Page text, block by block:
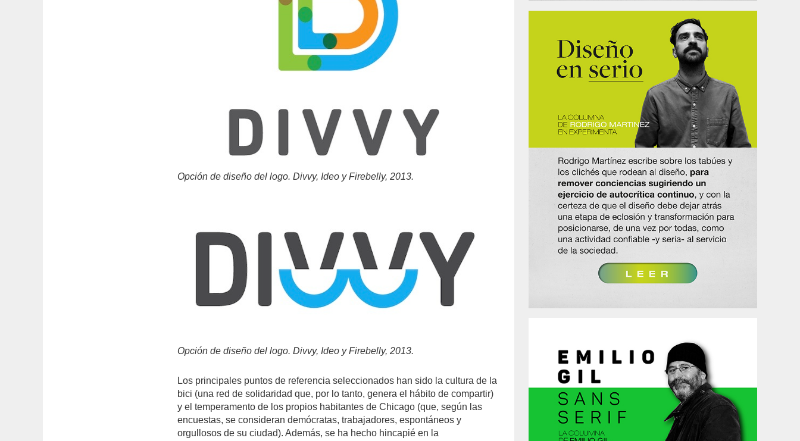
Opción de diseño del logo. Divvy, Ideo y Firebelly, 2013.
Opción de diseño del logo. Divvy, Ideo y Firebelly, 2013.
Los principales puntos de referencia seleccionados han sido la cultura de la
bici (una red de solidaridad que, por lo tanto, genera el hábito de compartir)
y el temperamento de los propios habitantes de Chicago (que, según las
encuestas, se consideran demócratas, trabajadores, espontáneos y
orgullosos de su ciudad). Además, se ha hecho hincapié en la